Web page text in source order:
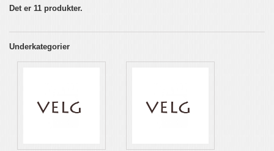
Det er 11 produkter.
Underkategorier